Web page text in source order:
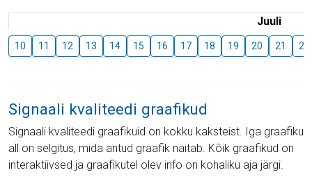
Juuli
10 11 12 13 14 15 16 17 18 19 20 21 22
Signaali kvaliteedi graafikud
Signaali kvaliteedi graafikuid on kokku kaksteist. Iga graafiku
all on selgitus, mida antud graafik näitab. Kõik graafikud on
interaktiivsed ja graafikutel olev info on kohaliku aja järgi.